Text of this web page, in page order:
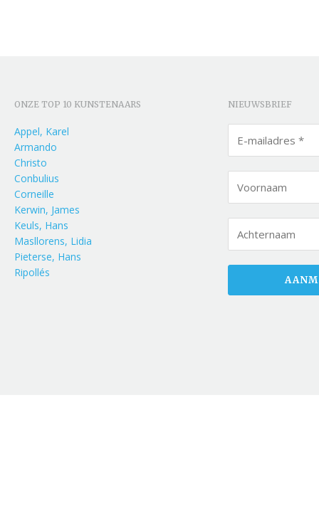
ONZE TOP 10 KUNSTENAARS
Appel, Karel
Armando
Christo
Conbulius
Corneille
Kerwin, James
Keuls, Hans
Masllorens, Lidia
Pieterse, Hans
Ripollés
NIEUWSBRIEF